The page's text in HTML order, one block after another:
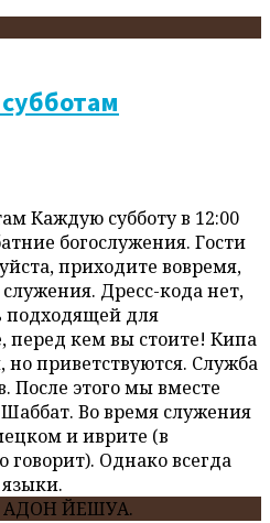
Каждую субботу в 12:00
богослужения. Гости
приходите вовремя,
Дресс-кода нет,
подходящей для
перед кем вы стоите! Кипа
но приветствуются. Служба
После этого мы вместе
Во время служения
и иврите (в
говорит). Однако всегда
| АДОН ЙЕШУА.